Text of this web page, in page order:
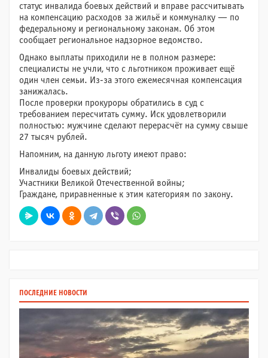
статус инвалида боевых действий и вправе рассчитывать
на компенсацию расходов за жильё и коммуналку — по
федеральному и региональному законам. Об этом
сообщает региональное надзорное ведомство.
Однако выплаты приходили не в полном размере:
специалисты не учли, что с льготником проживает ещё
один член семьи. Из-за этого ежемесячная компенсация
занижалась.
После проверки прокуроры обратились в суд с
требованием пересчитать сумму. Иск удовлетворили
полностью: мужчине сделают перерасчёт на сумму свыше
27 тысяч рублей.
Напомним, на данную льготу имеют право:
Инвалиды боевых действий;
Участники Великой Отечественной войны;
Граждане, приравненные к этим категориям по закону.
ПОСЛЕДНИЕ НОВОСТИ